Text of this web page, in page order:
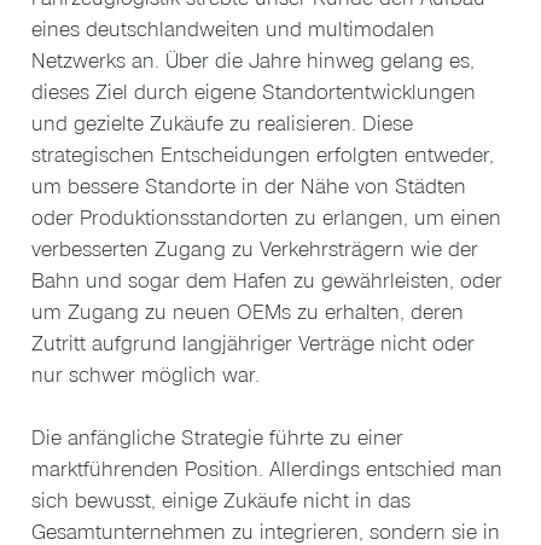
eines deutschlandweiten und multimodalen
Netzwerks an. Über die Jahre hinweg gelang es,
dieses Ziel durch eigene Standortentwicklungen
und gezielte Zukäufe zu realisieren. Diese
strategischen Entscheidungen erfolgten entweder,
um bessere Standorte in der Nähe von Städten
oder Produktionsstandorten zu erlangen, um einen
verbesserten Zugang zu Verkehrsträgern wie der
Bahn und sogar dem Hafen zu gewährleisten, oder
um Zugang zu neuen OEMs zu erhalten, deren
Zutritt aufgrund langjähriger Verträge nicht oder
nur schwer möglich war.
Die anfängliche Strategie führte zu einer
marktführenden Position. Allerdings entschied man
sich bewusst, einige Zukäufe nicht in das
Gesamtunternehmen zu integrieren, sondern sie in